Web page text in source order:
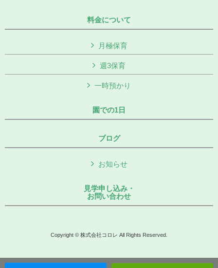
料金について
月極保育
週3保育
一時預かり
園での1日
ブログ
お知らせ
見学申し込み・
お問い合わせ
Copyright © 株式会社コロレ All Rights Reserved.